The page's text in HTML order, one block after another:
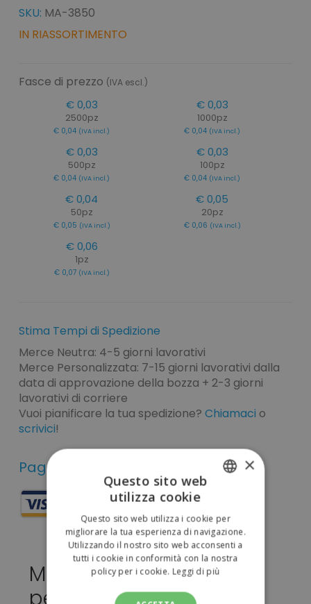
SKU: MA-3850
IN RIASSORTIMENTO
Fasce di prezzo (IVA escl.)
€ 0,03
2500pz
€ 0,04 (IVA incl.)
€ 0,03
1000pz
€ 0,04 (IVA incl.)
€ 0,03
500pz
€ 0,04 (IVA incl.)
€ 0,03
100pz
€ 0,04 (IVA incl.)
€ 0,04
50pz
€ 0,05 (IVA incl.)
€ 0,05
20pz
€ 0,06 (IVA incl.)
€ 0,06
1pz
€ 0,07 (IVA incl.)
Stima Tempi di Spedizione
Merce Neutra: 4-5 giorni lavorativi
Merce Personalizzata: 7-15 giorni lavorativi dalla
data di approvazione della bozza + 2-3 giorni
lavorativi di corriere
Vuoi pianificare la tua spedizione? Chiamaci o
scrivici!
Pagamenti sicuri
Matita Minik da
ENGLISH
×
Questo sito web
utilizza cookie
Questo sito web utilizza i cookie per
migliorare la tua esperienza di navigazione.
Utilizzando il nostro sito web acconsenti a
tutti i cookie in conformità con la nostra
policy per i cookie. Leggi di più